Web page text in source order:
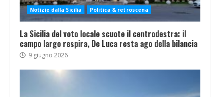
Notizie dalla Sicilia Politica & retroscena
La Sicilia del voto locale scuote il centrodestra: il
campo largo respira, De Luca resta ago della bilancia
9 giugno 2026